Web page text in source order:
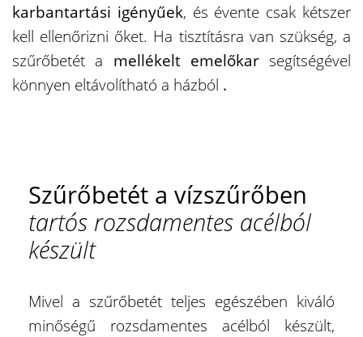
karbantartási igényűek, és évente csak kétszer
kell ellenőrizni őket. Ha tisztításra van szükség, a
szűrőbetét a mellékelt emelőkarsegítségével
könnyen eltávolítható a házból .
Szűrőbetét a vízszűrőben
tartós rozsdamentes acélból
készült
Mivel a szűrőbetét teljes egészében kiváló
minőségű rozsdamentes acélból készült,